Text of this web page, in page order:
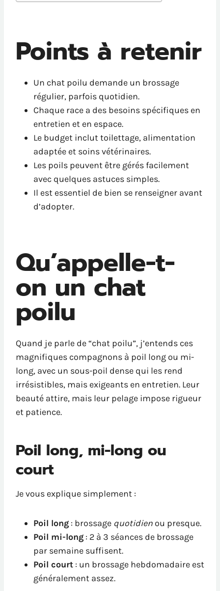
Points à retenir
Un chat poilu demande un brossage
régulier, parfois quotidien.
Chaque race a des besoins spécifiques en
entretien et en espace.
Le budget inclut toilettage, alimentation
adaptée et soins vétérinaires.
Les poils peuvent être gérés facilement
avec quelques astuces simples.
Il est essentiel de bien se renseigner avant
d’adopter.
Qu’appelle-t-
on un chat
poilu
Quand je parle de “chat poilu”, j’entends ces
magnifiques compagnons à poil long ou mi-
long, avec un sous-poil dense qui les rend
irrésistibles, mais exigeants en entretien. Leur
beauté attire, mais leur pelage impose rigueur
et patience.
Poil long, mi-long ou
court
Je vous explique simplement :
Poil long : brossage quotidien ou presque.
Poil mi-long : 2 à 3 séances de brossage
par semaine suffisent.
Poil court : un brossage hebdomadaire est
généralement assez.